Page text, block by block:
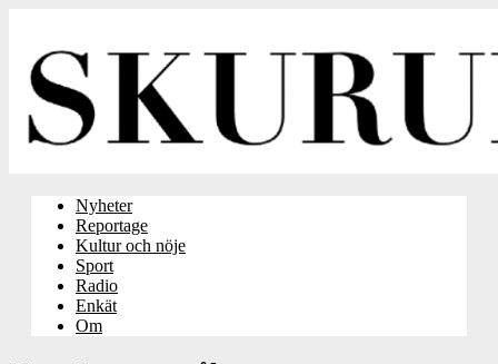
Nyheter
Reportage
Kultur och nöje
Sport
Radio
Enkät
Om